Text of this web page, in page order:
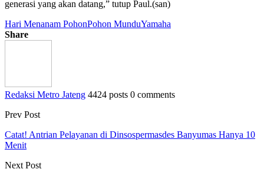
generasi yang akan datang,” tutup Paul.(san)
Hari Menanam PohonPohon MunduYamaha
Share
Redaksi Metro Jateng 4424 posts 0 comments
Prev Post
Catat! Antrian Pelayanan di Dinsospermasdes Banyumas Hanya 10
Menit
Next Post